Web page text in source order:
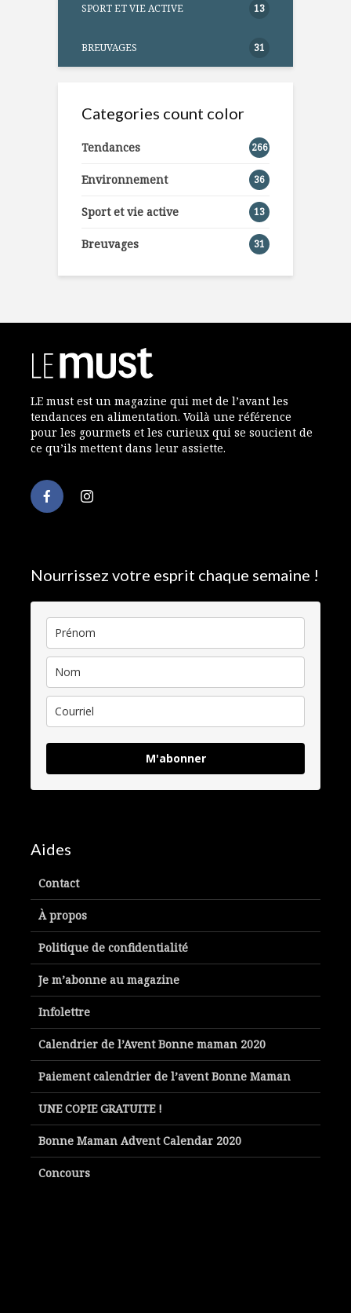
SPORT ET VIE ACTIVE 13
BREUVAGES 31
Categories count color
Tendances 266
Environnement 36
Sport et vie active 13
Breuvages 31
LE must est un magazine qui met de l’avant les
tendances en alimentation. Voilà une référence
pour les gourmets et les curieux qui se soucient de
ce qu’ils mettent dans leur assiette.
Nourrissez votre esprit chaque semaine !
M'abonner
Aides
Contact
À propos
Politique de confidentialité
Je m’abonne au magazine
Infolettre
Calendrier de l’Avent Bonne maman 2020
Paiement calendrier de l’avent Bonne Maman
UNE COPIE GRATUITE !
Bonne Maman Advent Calendar 2020
Concours